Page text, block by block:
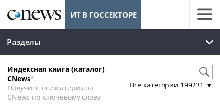
ИТ В ГОССЕКТОРЕ
Разделы
Индексная книга (каталог)
CNews*
Получите все материалы
CNews по ключевому слову
Все категории 199231 ▼